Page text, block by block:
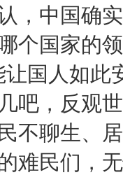
中国确实
个国家的
让国人如此
吧，反观
不聊生、
难民们，